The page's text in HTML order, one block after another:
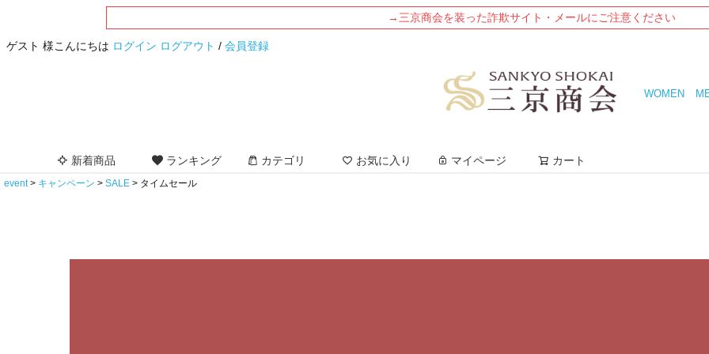
→三京商会を装った詐欺サイト・メールにご注意ください
ゲスト 様こんにちは ログイン ログアウト / 会員登録
WOMEN
新着商品 ランキング カテゴリ お気に入り マイページ カート
event キャンペーン SALE タイムセール